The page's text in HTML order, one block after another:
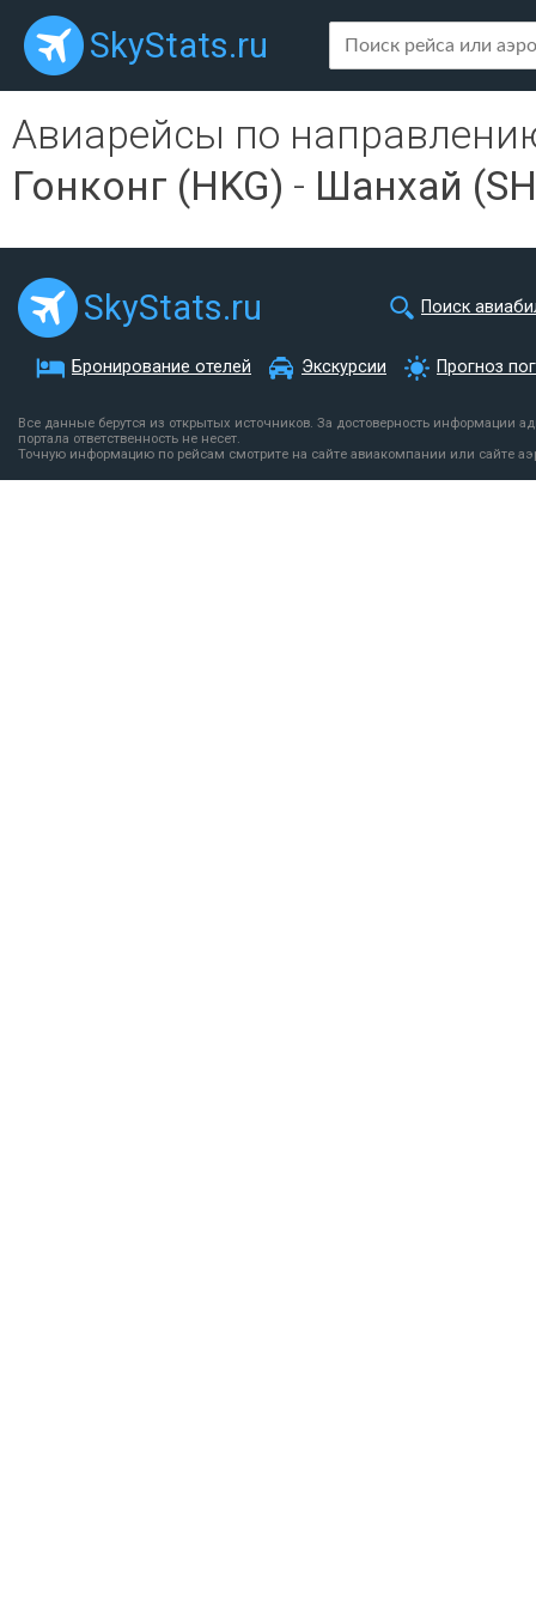
SkyStats.ru
Авиарейсы по
Гонконг (HKG) - Шанхай
SkyStats.ru Поиск
Бронирование отелей Экскурсии Прогноз
Все данные берутся из открытых источников. За достоверность информации
портала ответственность не несет.
Точную информацию по рейсам смотрите на сайте авиакомпании или сайте